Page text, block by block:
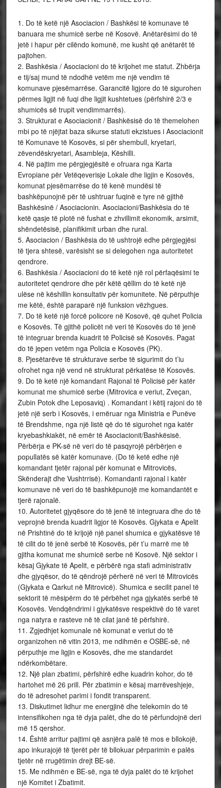
1. Do të ketë një Asociacion / Bashkësi të komunave të
banuara me shumicë serbe në Kosovë. Anëtarësimi do të
jetë i hapur për cilëndo komunë, me kusht që anëtarët të
pajtohen.
2. Bashkësia / Asociacioni do të krijohet me statut. Zhbërja
e tij/saj mund të ndodhë vetëm me një vendim të
komunave pjesëmarrëse. Garancitë ligjore do të sigurohen
përmes ligjit në fuqi dhe ligjit kushtetues (përfshirë 2/3 e
shumicës së trupit vendimmarrës).
3. Strukturat e Asociacionit / Bashkësisë do të themelohen
mbi po të njëjtat baza sikurse statuti ekzistues i Asociacionit
të Komunave të Kosovës, si për shembull, kryetari,
zëvendëskryetari, Asambleja, Këshilli.
4. Në pajtim me përgjegjësitë e ofruara nga Karta
Evropiane për Vetëqeverisje Lokale dhe ligjin e Kosovës,
komunat pjesëmarrëse do të kenë mundësi të
bashkëpunojnë për të ushtruar fuqinë e tyre në gjithë
Bashkësinë / Asociacionin. Asociacioni/Bashkësia do të
ketë qasje të plotë në fushat e zhvillimit ekonomik, arsimit,
shëndetësisë, planifikimit urban dhe rural.
5. Asociacion / Bashkësia do të ushtrojë edhe përgjegjësi
të tjera shtesë, varësisht se si delegohen nga autoritetet
qendrore.
6. Bashkësia / Asociacioni do të ketë një rol përfaqësimi te
autoritetet qendrore dhe për këtë qëllim do të ketë një
ulëse në këshillin konsultativ për komunitete. Në përputhje
me këtë, është paraparë një funksion vëzhgues.
7. Do të ketë një forcë policore në Kosovë, që quhet Policia
e Kosovës. Të gjithë policët në veri të Kosovës do të jenë
të integruar brenda kuadrit të Policisë së Kosovës. Pagat
do të jepen vetëm nga Policia e Kosovës (PK).
8. Pjesëtarëve të strukturave serbe të sigurimit do t’iu
ofrohet nga një vend në strukturat përkatëse të Kosovës.
9. Do të ketë një komandant Rajonal të Policisë për katër
komunat me shumicë serbe (Mitrovica e veriut, Zveçan,
Zubin Potok dhe Leposaviq) . Komandant i këtij rajoni do të
jetë një serb i Kosovës, i emëruar nga Ministria e Punëve
të Brendshme, nga një listë që do të sigurohet nga katër
kryebashkiakët, në emër të Asociacionit/Bashkësisë.
Përbërja e PK-së në veri do të pasqyrojë përbërjen e
popullatës së katër komunave. (Do të ketë edhe një
komandant tjetër rajonal për komunat e Mitrovicës,
Skënderajt dhe Vushtrrisë). Komandanti rajonal i katër
komunave në veri do të bashkëpunojë me komandantët e
tjerë rajonalë.
10. Autoritetet gjyqësore do të jenë të integruara dhe do të
veprojnë brenda kuadrit ligjor të Kosovës. Gjykata e Apelit
në Prishtinë do të krijojë një panel shumica e gjykatësve të
të cilit do të jenë serbë të Kosovës, për t’u marrë me të
gjitha komunat me shumicë serbe në Kosovë. Një sektor i
kësaj Gjykate të Apelit, e përbërë nga stafi administrativ
dhe gjyqësor, do të qëndrojë përherë në veri të Mitrovicës
(Gjykata e Qarkut në Mitrovicë). Shumica e secilit panel të
sektorit të mësipërm do të përbëhet nga gjykatës serbë të
Kosovës. Vendqëndrimi i gjykatësve respektivë do të varet
nga natyra e rasteve në të cilat janë të përfshirë.
11. Zgjedhjet komunale në komunat e veriut do të
organizohen në vitin 2013, me ndihmën e OSBE-së, në
përputhje me ligjin e Kosovës, dhe me standardet
ndërkombëtare.
12. Një plan zbatimi, përfshirë edhe kuadrin kohor, do të
hartohet më 26 prill. Për zbatimin e kësaj marrëveshjeje,
do të adresohet parimi i fondit transparent.
13. Diskutimet lidhur me energjinë dhe telekomin do të
intensifikohen nga të dyja palët, dhe do të përfundojnë deri
më 15 qershor.
14. Është arritur pajtimi që asnjëra palë të mos e bllokojë,
apo inkurajojë të tjerët për të bllokuar përparimin e palës
tjetër në rrugëtimin drejt BE-së.
15. Me ndihmën e BE-së, nga të dyja palët do të krijohet
një Komitet i Zbatimit.